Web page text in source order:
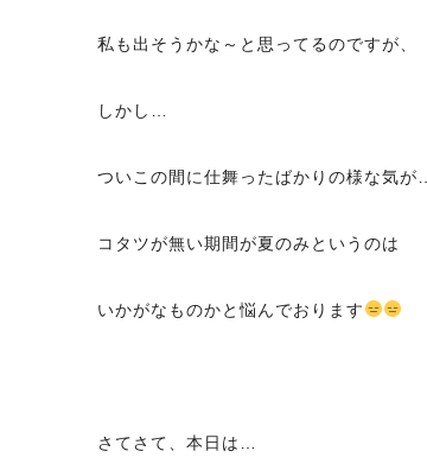
私も出そうかな～と思ってるのですが、
しかし…
ついこの間に仕舞ったばかりの様な気が…
コタツが無い期間が夏のみというのは
いかがなものかと悩んでおります
さてさて、本日は…